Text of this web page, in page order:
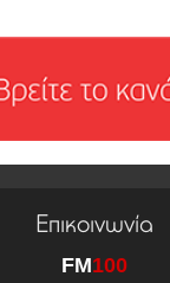
Επικοινωνία
FM100